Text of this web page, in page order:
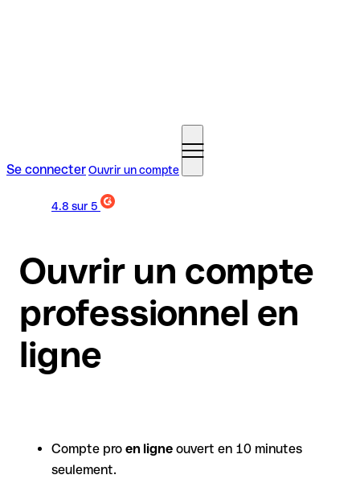
Se connecterOuvrir un compte
Ouvrir un compte
professionnel en
ligne
Compte pro en ligne ouvert en 10 minutes
seulement.